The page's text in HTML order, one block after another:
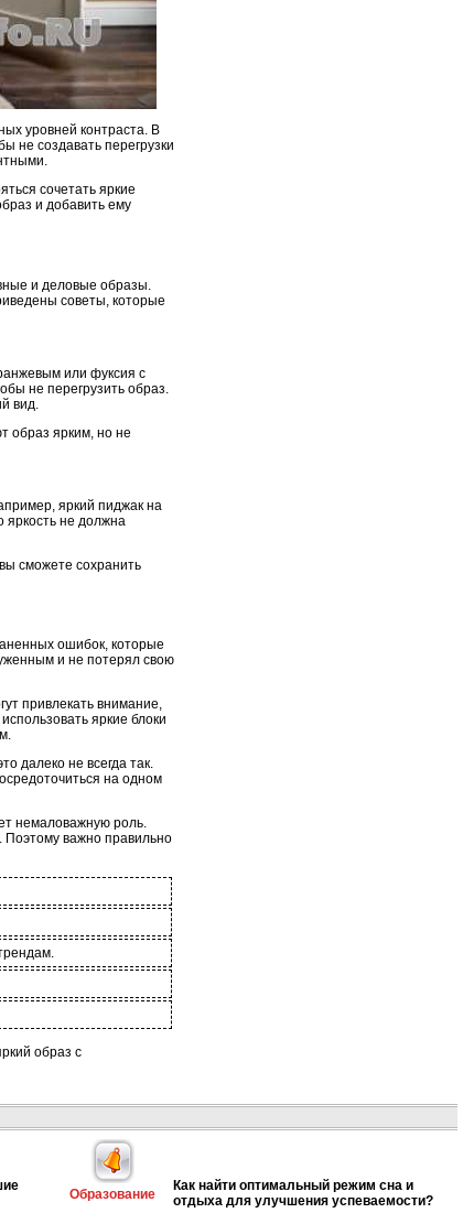
уровней контраста. В
не создавать перегрузки
сочетать яркие
и добавить ему
и деловые образы.
советы, которые
или фуксия с
не перегрузить образ.
вид.
образ ярким, но не
яркий пиджак на
не должна
сможете сохранить
ошибок, которые
и не потерял свою
привлекать внимание,
яркие блоки
далеко не всегда так.
на одном
немаловажную роль.
Поэтому важно правильно
образ с
Образование
Как найти оптимальный режим сна и
отдыха для улучшения успеваемости?